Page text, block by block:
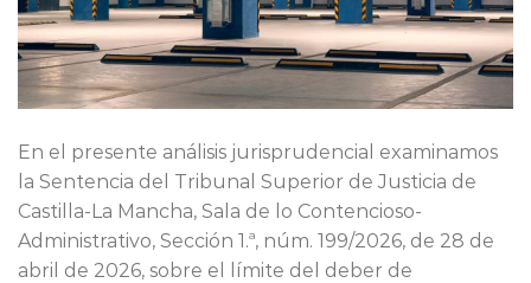
En el presente análisis jurisprudencial examinamos
la Sentencia del Tribunal Superior de Justicia de
Castilla-La Mancha, Sala de lo Contencioso-
Administrativo, Sección 1.ª, núm. 199/2026, de 28 de
abril de 2026, sobre el límite del deber de